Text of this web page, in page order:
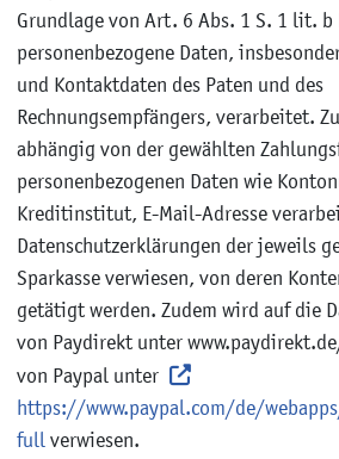
Grundlage von Art. 6 Abs. 1 S. 1 lit. b
personenbezogene Daten,
und Kontaktdaten des Paten und des
Rechnungsempfängers, verarbeitet.
abhängig von der gewählten
personenbezogenen Daten wie
Kreditinstitut, E-Mail-Adresse
Datenschutzerklärungen der jeweils
Sparkasse verwiesen, von deren
getätigt werden. Zudem wird auf die
von Paydirekt unter
von Paypal unter
https://www.paypal.com/de/
fullverwiesen.